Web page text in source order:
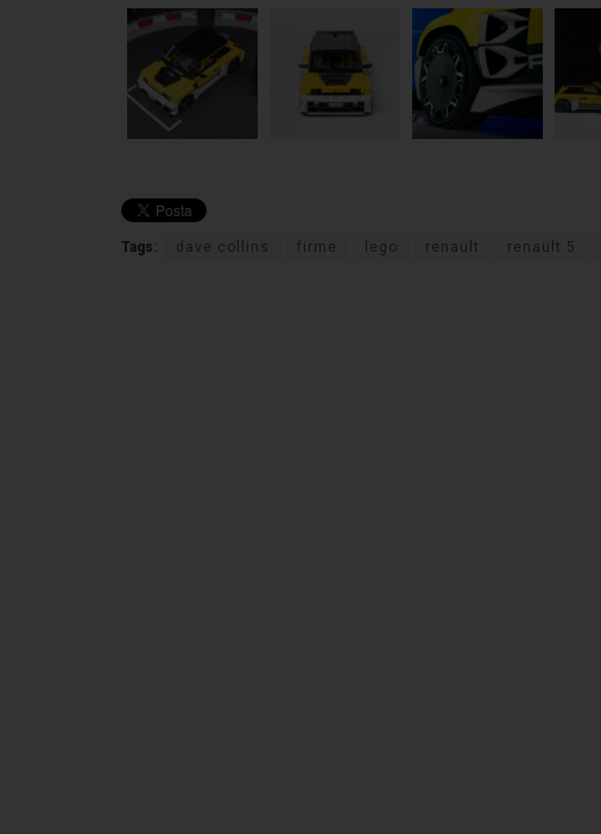
Tags: dave collins firme lego renault renault 5